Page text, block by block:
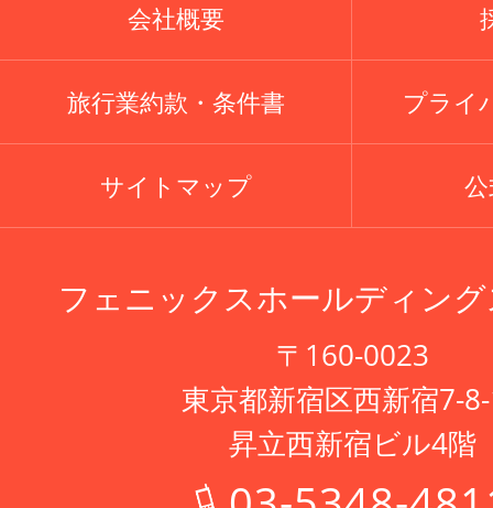
会社概要
旅行業約款・条件書 プライ
サイトマップ
フェニックスホールディン
〒160-0023
東京都新宿区西新宿7-
昇立西新宿ビル4階